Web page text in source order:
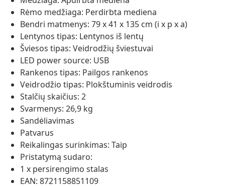
Rėmo medžiaga: Perdirbta mediena
Bendri matmenys: 79 x 41 x 135 cm (i x p x a)
Lentynos tipas: Lentynos iš lentų
Šviesos tipas: Veidrodžių šviestuvai
LED power source: USB
Rankenos tipas: Pailgos rankenos
Veidrodžio tipas: Plokštuminis veidrodis
Stalčių skaičius: 2
Svarmenys: 26,9 kg
Sandėliavimas
Patvarus
Reikalingas surinkimas: Taip
Pristatymą sudaro:
1 x persirengimo stalas
EAN: 8721158851109